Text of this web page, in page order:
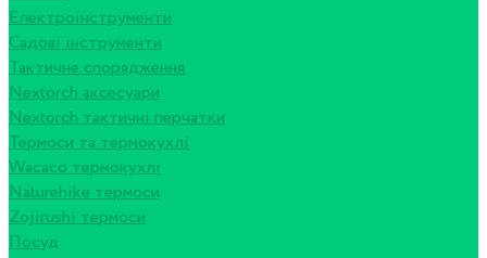
Електроінструменти
Садові інструменти
Тактичне спорядження
Nextorch аксесуари
Nextorch тактичні перчатки
Термоси та термокухлі
Wacaco термокухлі
Naturehike термоси
Zojirushi термоси
Посуд